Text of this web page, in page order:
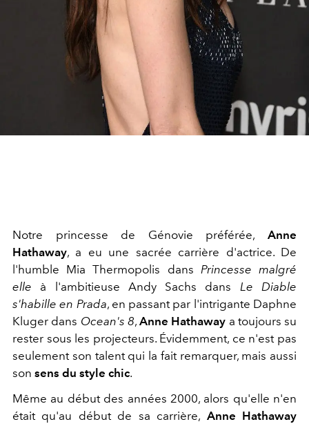
Notre princesse de Génovie préférée, Anne
Hathaway, a eu une sacrée carrière d'actrice. De
l'humble Mia Thermopolis dans Princesse malgré
elle à l'ambitieuse Andy Sachs dans Le Diable
s'habille en Prada, en passant par l'intrigante Daphne
Kluger dans Ocean's 8, Anne Hathaway a toujours su
rester sous les projecteurs. Évidemment, ce n'est pas
seulement son talent qui la fait remarquer, mais aussi
son sens du style chic.
Même au début des années 2000, alors qu'elle n'en
était qu'au début de sa carrière, Anne Hathaway